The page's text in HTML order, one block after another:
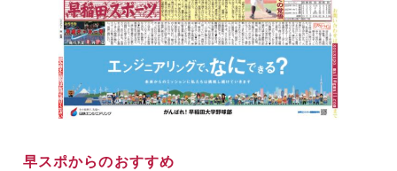
早スポからのおすすめ